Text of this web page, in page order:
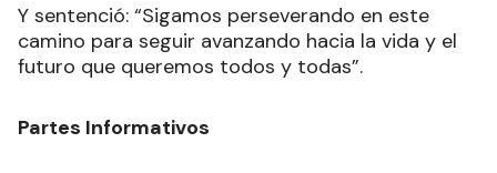
Y sentenció: “Sigamos perseverando en este
camino para seguir avanzando hacia la vida y el
futuro que queremos todos y todas”.
Partes Informativos